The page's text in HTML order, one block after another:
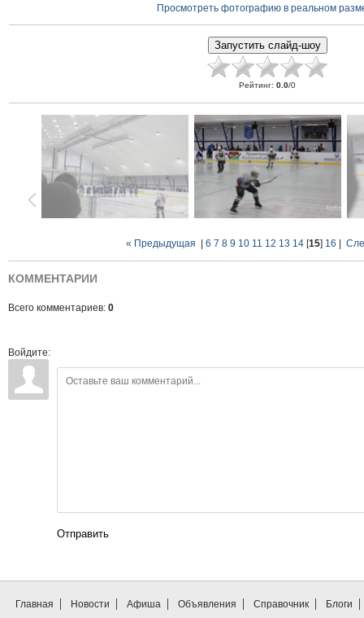
Просмотреть фотографию в реальном
Рейтинг: 0.0/0
« Предыдущая 6 7 8 9 10 11 12 13 14[15] 16
КОММЕНТАРИИ
Всего комментариев: 0
Войдите:
Отправить
Главная Новости Афиша Объявления Справочник
Блоги